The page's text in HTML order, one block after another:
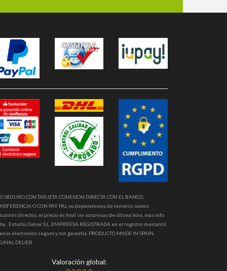
SEGURO CON TARJETA CONEXION DIRECTA CON EL BANCO,
O CON PAY PAL no dependemos de terceros somos
directos, el precio es final sin sorpresas de última hora, mas info
. Estudio Delier S.L, EMPRRESA REGISTRADA en el registro mercantil,
electronico seguro y con garantia, PRODUCTO MADE IN SPAIN,
DELIER
Valoración global: